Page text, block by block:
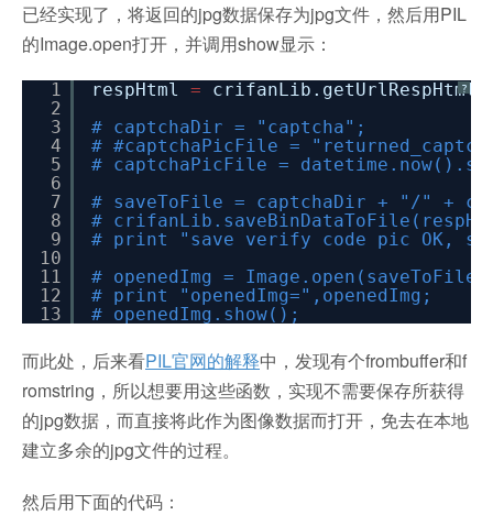
已经实现了，将返回的jpg数据保存为jpg文件，然后用PIL
的Image.open打开，并调用show显示：
?
1
2
3
4
5
6
7
8
9
10
11
12
13
respHtml =
# captchaDir = "captcha";
# #captchaPicFile =
# captchaPicFile =
# saveToFile = captchaDir + "/" +
#
# print "save verify code pic OK,
# openedImg =
# print "openedImg=",openedImg;
# openedImg.show();
而此处，后来看PIL官网的解释中，发现有个frombuffer和f
romstring，所以想要用这些函数，实现不需要保存所获得
的jpg数据，而直接将此作为图像数据而打开，免去在本地
建立多余的jpg文件的过程。
然后用下面的代码：